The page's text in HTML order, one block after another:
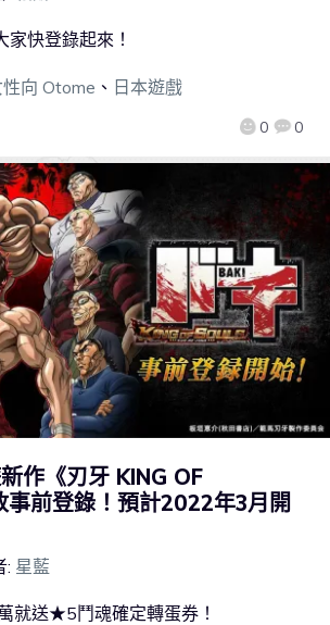
0 0
快登錄起來！
性向 Otome 、 日本遊戲
作《刃牙 KING OF
事前登錄！預計2022年3月開
: 星藍
就送★5鬥魂確定轉蛋券！